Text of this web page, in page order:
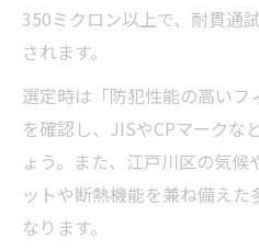
窓ガラスフィルム
江戸川区の窓ガラスフ
ために
失敗しない窓ガラ
び方
見積もり時にチェ
350ミクロン以上で、耐貫通
されます。
選定時は「防犯性能の高い
を確認し、JISやCPマークな
ょう。また、江戸川区の気候
ットや断熱機能を兼ね備え
なります。